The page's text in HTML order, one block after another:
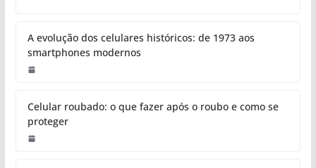
A evolução dos celulares históricos: de 1973 aos
smartphones modernos
Celular roubado: o que fazer após o roubo e como se
proteger